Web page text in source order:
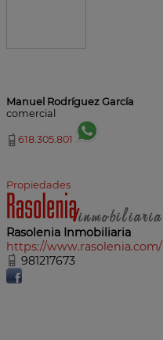
Manuel Rodríguez García
comercial
618.305.801
Propiedades
Rasolenia Inmobiliaria
https://www.rasolenia.com/
981217673